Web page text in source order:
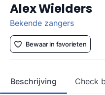
Alex Wielders
Bekende zangers
Bewaar in favorieten
Beschrijving Check